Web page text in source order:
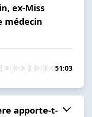
ex-Miss
médecin
51:03
apporte-t-